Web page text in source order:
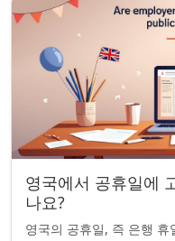
영국에서 공휴일에
나요?
영국의 공휴일, 즉 은행